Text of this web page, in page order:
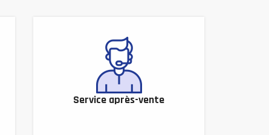
Service après-vente